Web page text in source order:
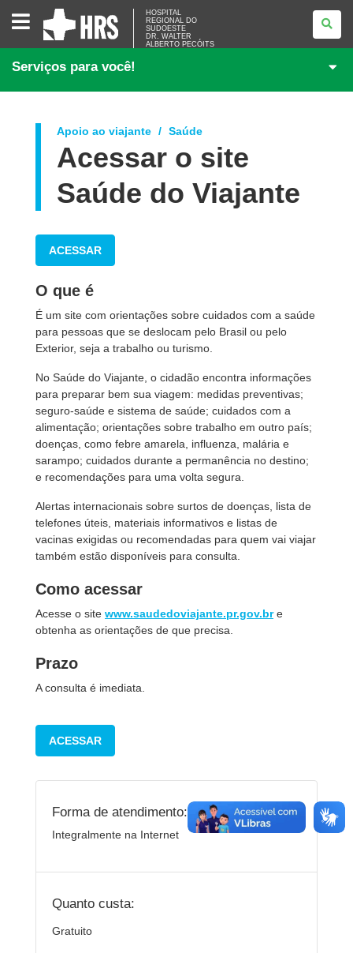
HOSPITAL
REGIONAL
DO
SUDOESTE<BR
WALTER
PECÓITS
HOSPITAL
REGIONAL DO
SUDOESTE
DR. WALTER
ALBERTO PECÓITS
Serviços para você!
Apoio ao viajante Saúde
Acessar o site
Saúde do Viajante
ACESSAR
O que é
É um site com orientações sobre cuidados com a saúde
para pessoas que se deslocam pelo Brasil ou pelo
Exterior, seja a trabalho ou turismo.
No Saúde do Viajante, o cidadão encontra informações
para preparar bem sua viagem: medidas preventivas;
seguro-saúde e sistema de saúde; cuidados com a
alimentação; orientações sobre trabalho em outro país;
doenças, como febre amarela, influenza, malária e
sarampo; cuidados durante a permanência no destino;
e recomendações para uma volta segura.
Alertas internacionais sobre surtos de doenças, lista de
telefones úteis, materiais informativos e listas de
vacinas exigidas ou recomendadas para quem vai viajar
também estão disponíveis para consulta.
Como acessar
Acesse o site www.saudedoviajante.pr.gov.bre
obtenha as orientações de que precisa.
Prazo
A consulta é imediata.
ACESSAR
Forma de atendimento:
Integralmente na Internet
Quanto custa:
Gratuito